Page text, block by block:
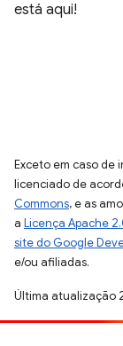
está aqui!
Exceto em caso de
licenciado de
Commons, e as
a Licença Apache
site do Google
e/ou afiliadas.
Última atualização